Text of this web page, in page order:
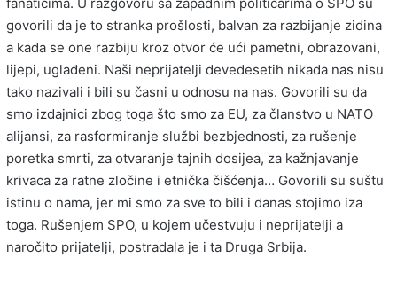
govorili da je to stranka prošlosti, balvan za razbijanje zidina
a kada se one razbiju kroz otvor će ući pametni, obrazovani,
lijepi, uglađeni. Naši neprijatelji devedesetih nikada nas nisu
tako nazivali i bili su časni u odnosu na nas. Govorili su da
smo izdajnici zbog toga što smo za EU, za članstvo u NATO
alijansi, za rasformiranje službi bezbjednosti, za rušenje
poretka smrti, za otvaranje tajnih dosijea, za kažnjavanje
krivaca za ratne zločine i etnička čišćenja… Govorili su suštu
istinu o nama, jer mi smo za sve to bili i danas stojimo iza
toga. Rušenjem SPO, u kojem učestvuju i neprijatelji a
naročito prijatelji, postradala je i ta Druga Srbija.